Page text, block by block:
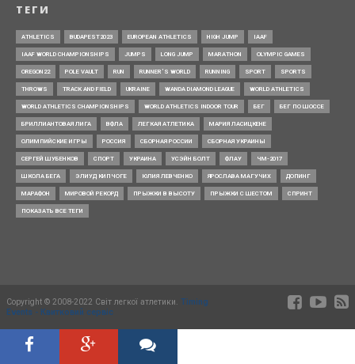
ТЕГИ
ATHLETICS BUDAPEST2023 EUROPEAN ATHLETICS HIGH JUMP IAAF
IAAF WORLD CHAMPIONSHIPS JUMPS LONG JUMP MARATHON OLYMPIC GAMES
OREGON22 POLE VAULT RUN RUNNER’S WORLD RUNNING SPORT SPORTS
THROWS TRACK AND FIELD UKRAINE WANDA DIAMOND LEAGUE WORLD ATHLETICS
WORLD ATHLETICS CHAMPIONSHIPS WORLD ATHLETICS INDOOR TOUR БЕГ БЕГ ПО ШОССЕ
БРИЛЛИАНТОВАЯ ЛИГА ВФЛА ЛЕГКАЯ АТЛЕТИКА МАРИЯ ЛАСИЦКЕНЕ
ОЛИМПИЙСКИЕ ИГРЫ РОССИЯ СБОРНАЯ РОССИИ СБОРНАЯ УКРАИНЫ
СЕРГЕЙ ШУБЕНКОВ СПОРТ УКРАИНА УСЭЙН БОЛТ ФЛАУ ЧМ-2017
ШКОЛА БЕГА ЭЛИУД КИПЧОГЕ ЮЛИЯ ЛЕВЧЕНКО ЯРОСЛАВА МАГУЧИХ ДОПИНГ
МАРАФОН МИРОВОЙ РЕКОРД ПРЫЖКИ В ВЫСОТУ ПРЫЖКИ С ШЕСТОМ СПРИНТ
ПОКАЗАТЬ ВСЕ ТЕГИ
Copyright © 2008-2022 Світ легкої атлетики. Timing
Events - Квитковий сервіс